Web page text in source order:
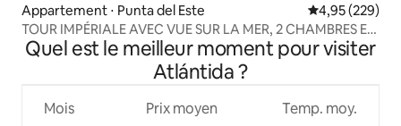
Appartement ⋅ Punta del Este Évaluation
4,95 (229)
TOUR IMPÉRIALE AVEC VUE SUR LA MER, 2 CHAMBRES ET
3 SALLES DE BAINS
Quel est le meilleur moment pour visiter
Atlántida ?
Mois Prix moyen Temp. moy.